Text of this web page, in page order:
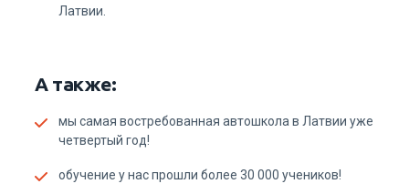
Латвии.
А также:
мы самая востребованная автошкола в Латвии уже
четвертый год!
обучение у нас прошли более 30 000 учеников!